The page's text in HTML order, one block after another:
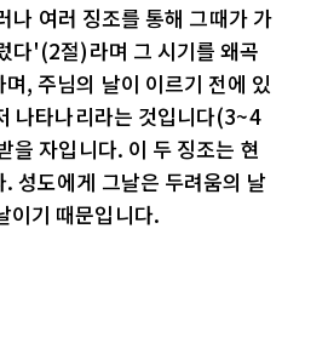
나 여러 징조를 통해 그때가 가
다'(2절)라며 그 시기를 왜곡
, 주님의 날이 이르기 전에 있
나타나리라는 것입니다(3~4
을 자입니다. 이 두 징조는 현
성도에게 그날은 두려움의 날
이기 때문입니다.